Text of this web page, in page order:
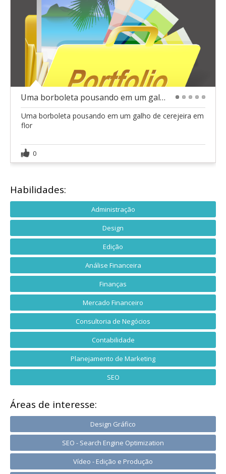
Uma borboleta pousando em um galho de cerejeira
Uma borboleta pousando em um galho de cerejeira em
flor
0
Habilidades:
Administração
Design
Edição
Análise Financeira
Finanças
Mercado Financeiro
Consultoria de Negócios
Contabilidade
Planejamento de Marketing
SEO
Áreas de interesse:
Design Gráfico
SEO - Search Engine Optimization
Vídeo - Edição e Produção